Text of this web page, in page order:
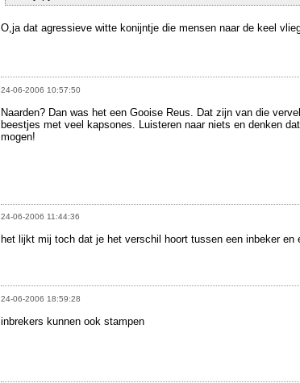
O,ja dat agressieve witte konijntje die mensen naar de keel
24-06-2006 10:57:50
Naarden? Dan was het een Gooise Reus. Dat zijn van die
beestjes met veel kapsones. Luisteren naar niets en denken
mogen!
24-06-2006 11:44:36
het lijkt mij toch dat je het verschil hoort tussen een inbeker en
24-06-2006 18:59:28
inbrekers kunnen ook stampen